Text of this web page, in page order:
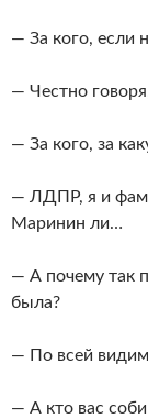
— За кого, если
— Честно
— За кого, за
— ЛДПР, я и
Маринин ли…
— А почему так
была?
— По всей
— А кто вас